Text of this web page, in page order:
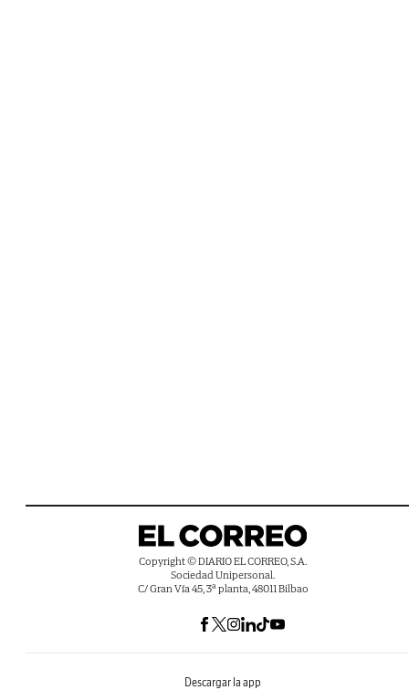
Copyright © DIARIO EL CORREO, S.A.
Sociedad Unipersonal.
C/ Gran Vía 45, 3ª planta, 48011 Bilbao
Descargar la app